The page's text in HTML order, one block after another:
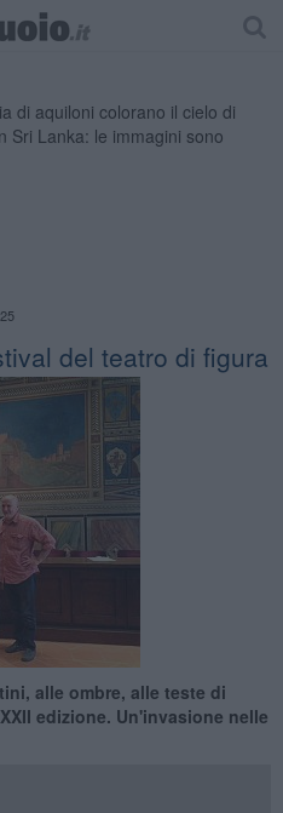
del teatro di figura
alle ombre, alle teste di
edizione. Un'invasione nelle